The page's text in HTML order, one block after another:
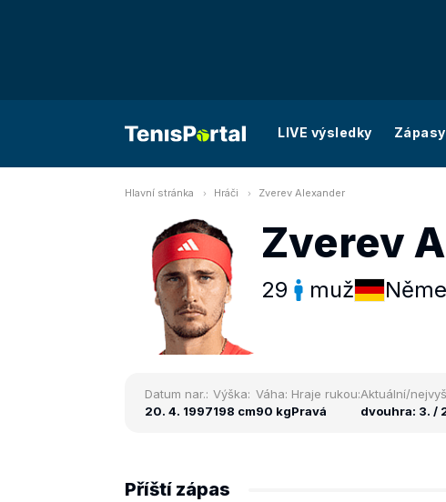
LIVE výsledky Zápasy
Hlavní stránka Hráči Zverev Alexander
Zverev
29 muž
Datum nar.:
20. 4. 1997
Výška:
198 cm
Váha:
90 kg
Hraje rukou:
Pravá
Aktuální/
dvouhra: 3. /
Příští zápas